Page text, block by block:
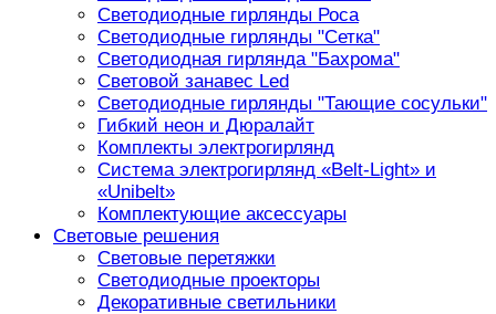
Светодиодные гирлянды Роса
Светодиодные гирлянды "Сетка"
Светодиодная гирлянда "Бахрома"
Световой занавес Led
Светодиодные гирлянды "Тающие сосульки"
Гибкий неон и Дюралайт
Комплекты электрогирлянд
Система электрогирлянд «Belt-Light» и
«Unibelt»
Комплектующие аксессуары
Световые решения
Световые перетяжки
Светодиодные проекторы
Декоративные светильники